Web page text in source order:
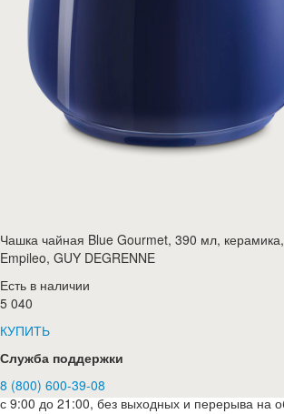
Чашка чайная Blue Gourmet, 390 мл,
Empileo, GUY DEGRENNE
Есть в наличии
5 040
КУПИТЬ
Служба поддержки
8 (800) 600-39-08
с 9:00 до 21:00, без выходных и перерыва на